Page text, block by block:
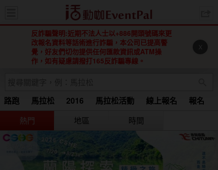
活動
反詐騙聲明:近期不法人士以+886開頭號碼來更
改報名資料等話術進行詐騙，本公司已提高警
覺，好友們切勿提供任何匯款資訊或ATM操
作，如有疑慮請撥打165反詐騙專線。
X
路跑 馬拉松 2016 馬拉松活動 線上報名
報名
Running
馬拉松 2015
熱門
地區 時間